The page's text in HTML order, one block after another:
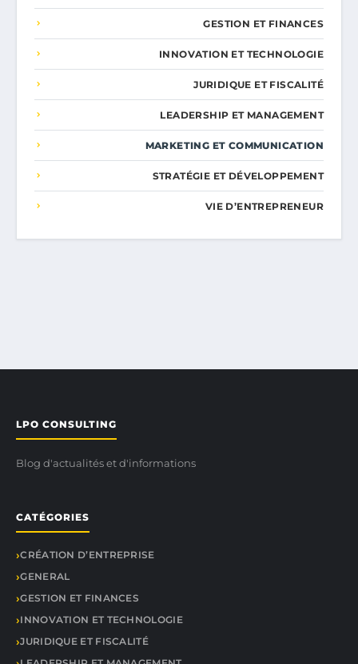
GESTION ET FINANCES
INNOVATION ET TECHNOLOGIE
JURIDIQUE ET FISCALITÉ
LEADERSHIP ET MANAGEMENT
MARKETING ET COMMUNICATION
STRATÉGIE ET DÉVELOPPEMENT
VIE D’ENTREPRENEUR
LPO CONSULTING
Blog d'actualités et d'informations
CATÉGORIES
CRÉATION D’ENTREPRISE
GENERAL
GESTION ET FINANCES
INNOVATION ET TECHNOLOGIE
JURIDIQUE ET FISCALITÉ